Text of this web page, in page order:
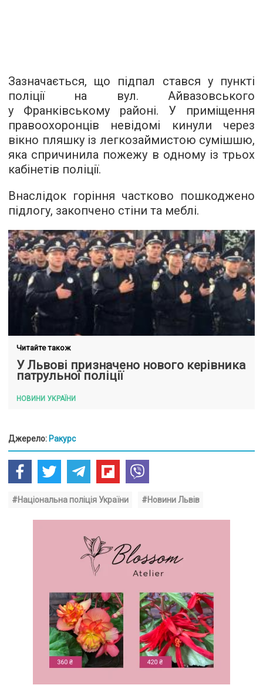
Зазначається, що підпал стався у пункті
поліції на вул. Айвазовського
у Франківському районі. У приміщення
правоохоронців невідомі кинули через
вікно пляшку із легкозаймистою сумішшю,
яка спричинила пожежу в одному із трьох
кабінетів поліції.
Внаслідок горіння частково пошкоджено
підлогу, закопчено стіни та меблі.
Читайте також
У Львові призначено нового керівника
патрульної поліції
НОВИНИ УКРАЇНИ
Джерело: Ракурс
#Національна поліція України #Новини Львів